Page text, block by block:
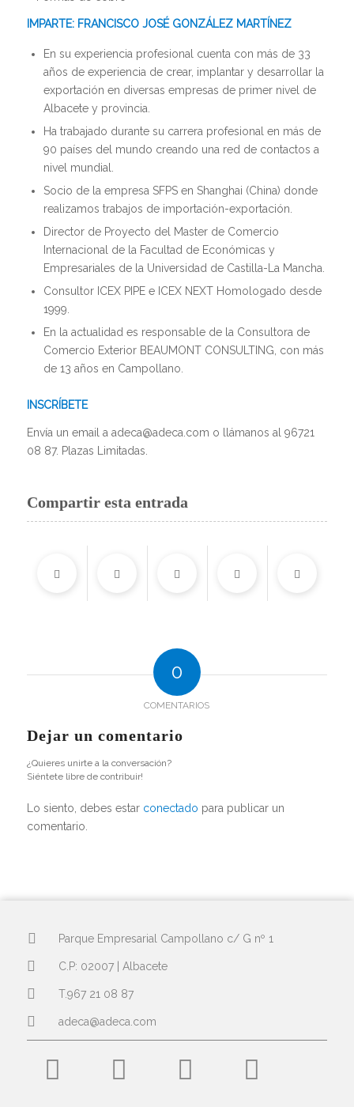
IMPARTE: FRANCISCO JOSÉ GONZÁLEZ MARTÍNEZ
En su experiencia profesional cuenta con más de 33
años de experiencia de crear, implantar y desarrollar la
exportación en diversas empresas de primer nivel de
Albacete y provincia.
Ha trabajado durante su carrera profesional en más de
90 países del mundo creando una red de contactos a
nivel mundial.
Socio de la empresa SFPS en Shanghai (China) donde
realizamos trabajos de importación-exportación.
Director de Proyecto del Master de Comercio
Internacional de la Facultad de Económicas y
Empresariales de la Universidad de Castilla-La Mancha.
Consultor ICEX PIPE e ICEX NEXT Homologado desde
1999.
En la actualidad es responsable de la Consultora de
Comercio Exterior BEAUMONT CONSULTING, con más
de 13 años en Campollano.
INSCRÍBETE
Envía un email a adeca@adeca.com o llámanos al 96721
08 87. Plazas Limitadas.
Compartir esta entrada
0
COMENTARIOS
Dejar un comentario
¿Quieres unirte a la conversación?
Siéntete libre de contribuir!
Lo siento, debes estar conectado para publicar un
comentario.
Parque Empresarial Campollano c/ G nº 1
C.P: 02007 | Albacete
T.967 21 08 87
adeca@adeca.com